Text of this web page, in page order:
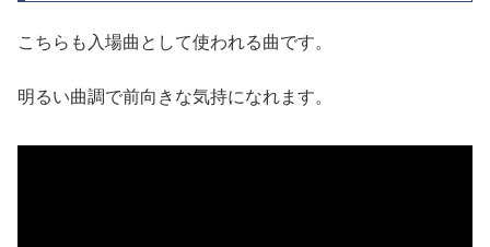
こちらも入場曲として使われる曲です。
明るい曲調で前向きな気持になれます。